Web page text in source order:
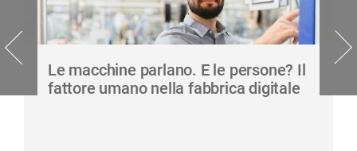
Le macchine parlano. E le persone? Il
fattore umano nella fabbrica digitale